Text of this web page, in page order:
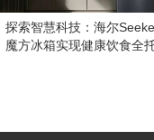
探索智慧科技：海尔
魔方冰箱实现健康饮食全